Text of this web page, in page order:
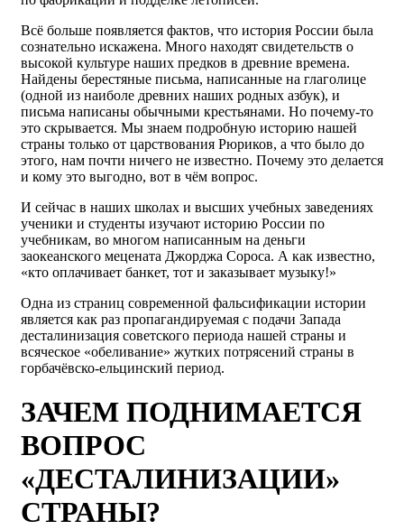
Всё больше появляется фактов, что история России была
сознательно искажена. Много находят свидетельств о
высокой культуре наших предков в древние времена.
Найдены берестяные письма, написанные на глаголице
(одной из наиболе древних наших родных азбук), и
письма написаны обычными крестьянами. Но почему-то
это скрывается. Мы знаем подробную историю нашей
страны только от царствования Рюриков, а что было до
этого, нам почти ничего не известно. Почему это делается
и кому это выгодно, вот в чём вопрос.
И сейчас в наших школах и высших учебных заведениях
ученики и студенты изучают историю России по
учебникам, во многом написанным на деньги
заокеанского мецената Джорджа Сороса. А как известно,
«кто оплачивает банкет, тот и заказывает музыку!»
Одна из страниц современной фальсификации истории
является как раз пропагандируемая с подачи Запада
десталинизация советского периода нашей страны и
всяческое «обеливание» жутких потрясений страны в
горбачёвско-ельцинский период.
ЗАЧЕМ ПОДНИМАЕТСЯ
ВОПРОС
«ДЕСТАЛИНИЗАЦИИ»
СТРАНЫ?